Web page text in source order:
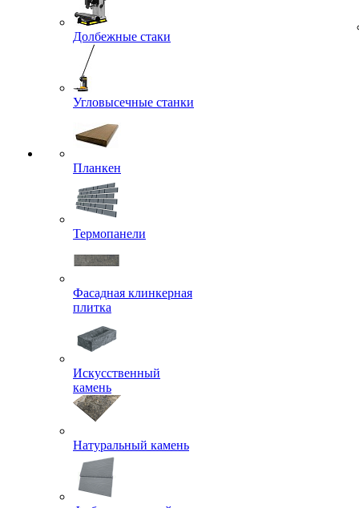
Долбежные стаки
Угловысечные станки
Планкен
Термопанели
Фасадная клинкерная
плитка
Искусственный
камень
Натуральный камень